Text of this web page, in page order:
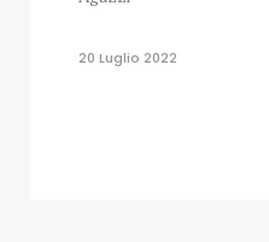
20 Luglio 2022